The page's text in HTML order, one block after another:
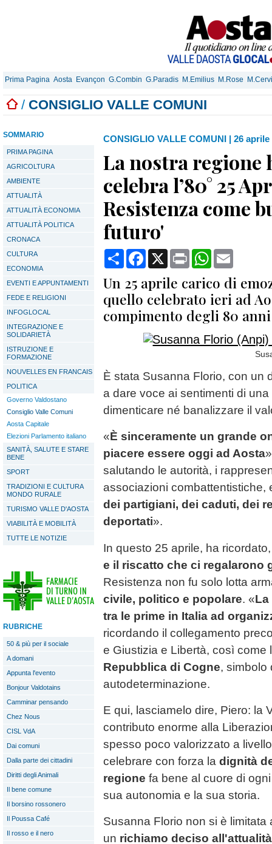
Prima Pagina Aosta Evançon G.Combin G.Paradis M.Emilius M.Rose
/ CONSIGLIO VALLE COMUNI
SOMMARIO
PRIMA PAGINA
AGRICOLTURA
AMBIENTE
ATTUALITÀ
ATTUALITÀ ECONOMIA
ATTUALITÀ POLITICA
CRONACA
CULTURA
ECONOMIA
EVENTI E APPUNTAMENTI
FEDE E RELIGIONI
INFOGLOCAL
INTEGRAZIONE E
SOLIDARIETÀ
ISTRUZIONE E
FORMAZIONE
NOUVELLES EN FRANCAIS
POLITICA
Governo Valdostano
Consiglio Valle Comuni
Aosta Capitale
Elezioni Parlamento italiano
SANITÀ, SALUTE E STARE
BENE
SPORT
TRADIZIONI E CULTURA
MONDO RURALE
TURISMO VALLE D'AOSTA
VIABILITÀ E MOBILITÀ
TUTTE LE NOTIZIE
RUBRICHE
50 & più per il sociale
A domani
Appunta l'evento
Bonjour Valdotains
Camminar pensando
Chez Nous
CISL VdA
Dai comuni
Dalla parte dei cittadini
Diritti degli Animali
Il bene comune
Il borsino rossonero
Il Poussa Café
Il rosso e il nero
CONSIGLIO VALLE COMUNI | 26 aprile
La nostra regione
celebra l’80° 25
Resistenza come
futuro'
CondividiFacebook
X Print WhatsApp
Un 25 aprile carico di
quello celebrato ieri ad
compimento degli 80
È stata Susanna Florio, con un
a dare voce ai sentimenti di
dimenticare né banalizzare il
«È sinceramente un grande
piacere essere oggi ad Aosta
salutando le autorità, i
associazioni combattentistiche,
dei partigiani, dei caduti, dei
deportati».
In questo 25 aprile, ha
e il riscatto che ci regalarono
Resistenza non fu solo lotta
civile, politico e popolare. «La
tra le prime in Italia ad
ricordando il collegamento
e Giustizia e Libertà, così come
Repubblica di Cogne, simbolo
autodeterminazione.
E qui, lasciamelo dire, Piero: la
contributo enorme alla
spesso poco valorizzato a
celebrare con forza la dignità
regione fa bene al cuore di
sua autonomia e la sua storia.
Susanna Florio non si è limitata
un richiamo deciso all'attualità